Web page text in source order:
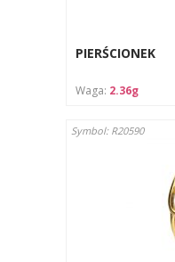
PIERŚCIONEK
Waga: 2.36g
Symbol: R20590